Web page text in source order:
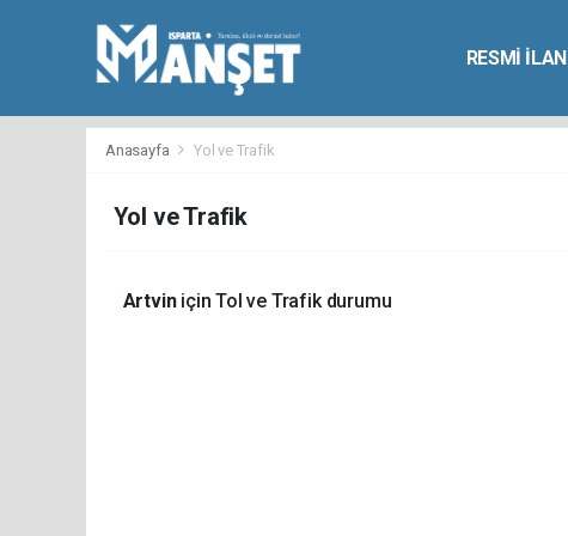
RESMİ İLAN
Anasayfa Yol ve Trafik
Yol ve Trafik
Artvin için Tol ve Trafik durumu